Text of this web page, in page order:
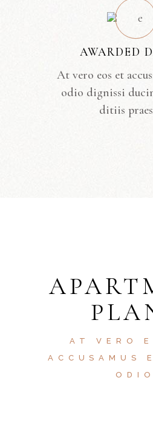
AWARDED
At vero eos et
odio dignissi
ditiis
AT VERO
ACCUSAMUS
ODIO